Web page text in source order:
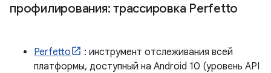
профилирования: трассировка Perfetto
Perfetto
: инструмент отслеживания всей
платформы, доступный на Android 10 (уровень API